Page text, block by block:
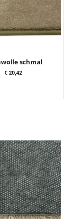
schmal
€ 20,42